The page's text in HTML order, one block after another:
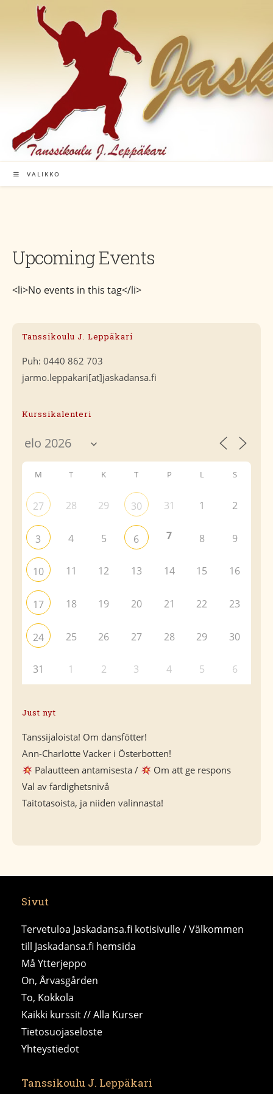
VALIKKO
Upcoming Events
<li>No events in this tag</li>
Tanssikoulu J. Leppäkari
Puh: 0440 862 703
jarmo.leppakari[at]jaskadansa.fi
Kurssikalenteri
M T K T P L S
27 28 29 30 31 1 2
3 4 5 6 7 8 9
10 11 12 13 14 15 16
17 18 19 20 21 22 23
24 25 26 27 28 29 30
31 1 2 3 4 5 6
Just nyt
Tanssijaloista! Om dansfötter!
Ann-Charlotte Vacker i Österbotten!
Palautteen antamisesta /
Om att ge respons
Val av färdighetsnivå
Taitotasoista, ja niiden valinnasta!
Sivut
Tervetuloa Jaskadansa.fi kotisivulle / Välkommen
till Jaskadansa.fi hemsida
Må Ytterjeppo
On, Årvasgården
To, Kokkola
Kaikki kurssit // Alla Kurser
Tietosuojaseloste
Yhteystiedot
Tanssikoulu J. Leppäkari